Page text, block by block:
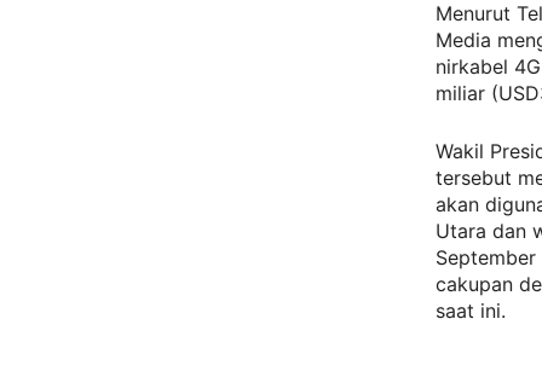
Menurut
Media
nirkabel
miliar
Wakil
tersebut
akan
Utara dan
cakupan
saat ini.